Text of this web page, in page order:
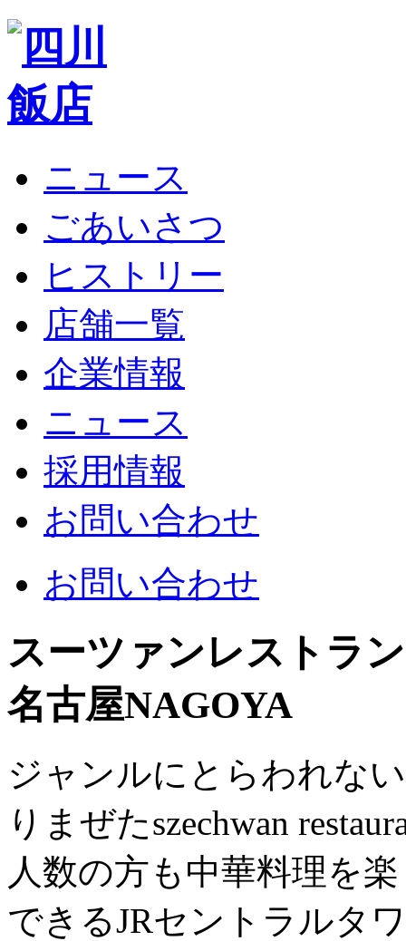
ニュース
ごあいさつ
ヒストリー
店舗一覧
企業情報
ニュース
採用情報
お問い合わせ
お問い合わせ
スーツァンレストラ
名古屋NAGOYA
ジャンルにとらわれな
りまぜたszechwan
人数の方も中華料理を
できるJRセントラルタ